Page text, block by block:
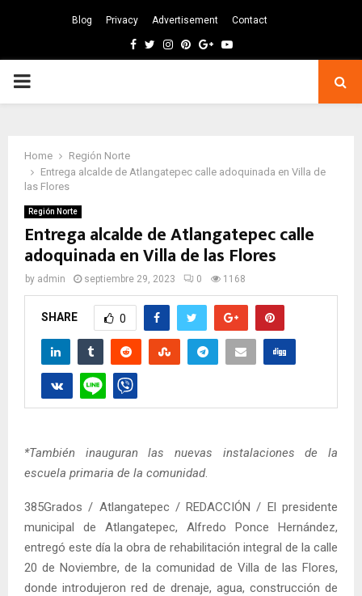
Blog Privacy Advertisement Contact
Facebook
TwitterInstagram
Pinterest
GoogleYoutube
PRIMARY
Home
Región Norte
Entrega alcalde de Atlangatepec calle adoquinada en Villa de
las Flores
Región Norte
Entrega alcalde de Atlangatepec calle
adoquinada en Villa de las Flores
by admin septiembre 29, 2023 0 1168
SHARE 0
*También inauguran las nuevas instalaciones de la
escuela primaria de la comunidad.
385Grados / Atlangatepec / REDACCIÓN / El presidente
municipal de Atlangatepec, Alfredo Ponce Hernández,
entregó este día la obra de rehabilitación integral de la calle
20 de Noviembre, de la comunidad de Villa de las Flores,
donde introdujeron red de drenaje, agua, construcción de